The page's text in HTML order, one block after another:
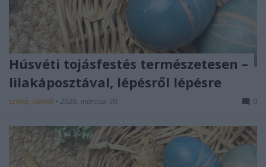
Húsvéti tojásfestés természetesen –
lilakáposztával, lépésről lépésre
színes_ötletek • 2026. március 30. 0